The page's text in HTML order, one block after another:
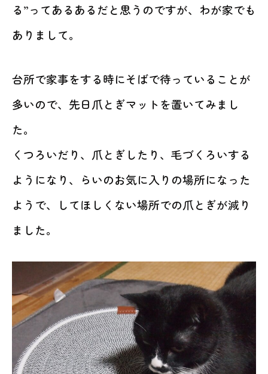
る”ってあるあるだと思うのですが、わが家でも
ありまして。
台所で家事をする時にそばで待っていることが
多いので、先日爪とぎマットを置いてみまし
た。
くつろいだり、爪とぎしたり、毛づくろいする
ようになり、らいのお気に入りの場所になった
ようで、してほしくない場所での爪とぎが減り
ました。